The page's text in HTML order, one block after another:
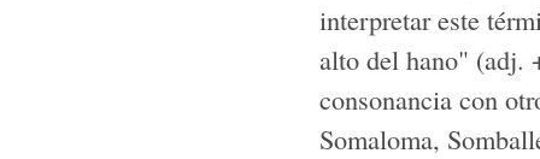
interpretar este
alto del hano" (adj.
consonancia con
Somaloma,